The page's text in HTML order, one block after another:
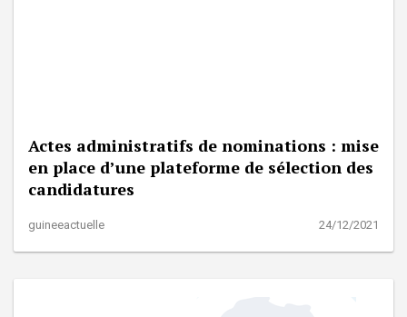
Actes administratifs de nominations : mise
en place d’une plateforme de sélection des
candidatures
guineeactuelle 24/12/2021